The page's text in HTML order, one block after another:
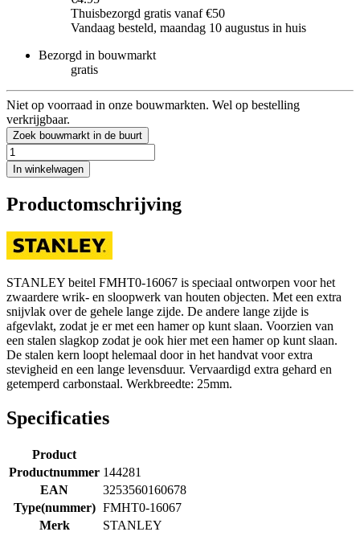
Thuisbezorgd gratis vanaf €50
Vandaag besteld, maandag 10 augustus in huis
Bezorgd in bouwmarkt
gratis
Niet op voorraad in onze bouwmarkten. Wel op bestelling
verkrijgbaar.
Zoek bouwmarkt in de buurt
In winkelwagen
Productomschrijving
STANLEY beitel FMHT0-16067 is speciaal ontworpen voor het
zwaardere wrik- en sloopwerk van houten objecten. Met een extra
snijvlak over de gehele lange zijde. De andere lange zijde is
afgevlakt, zodat je er met een hamer op kunt slaan. Voorzien van
een stalen slagkop zodat je ook hier met een hamer op kunt slaan.
De stalen kern loopt helemaal door in het handvat voor extra
stevigheid en een lange levensduur. Vervaardigd extra gehard en
getemperd carbonstaal. Werkbreedte: 25mm.
Specificaties
Product
Productnummer 144281
EAN
3253560160678
Type(nummer) FMHT0-16067
Merk
STANLEY